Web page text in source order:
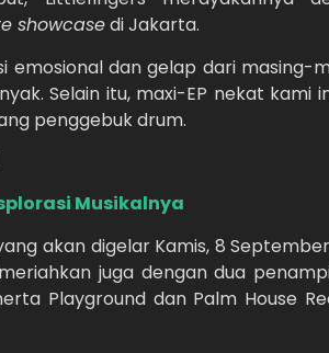
showcasedi Jakarta.
emosional dan gelap dari masing-
Selain itu, maxi-EP nekat kami
penggebuk drum.
Musikalnya
akan digelar Kamis, 8
juga dengan dua
Playground dan Palm House